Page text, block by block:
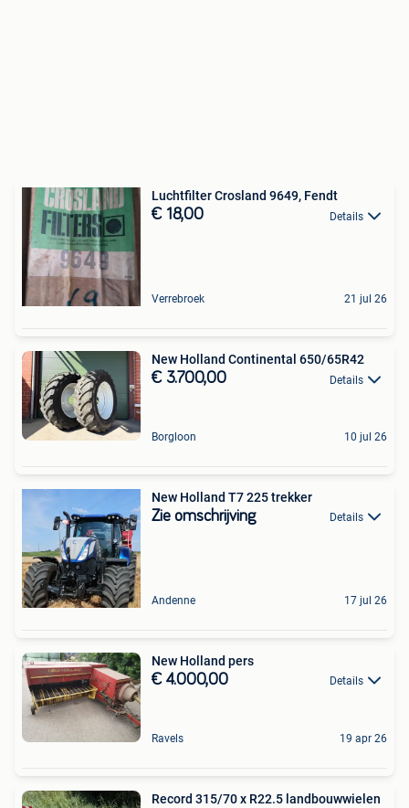
Luchtfilter Crosland 9649, Fendt
€ 18,00 Details
Verrebroek 21 jul 26
New Holland Continental 650/65R42
€ 3.700,00 Details
Borgloon 10 jul 26
New Holland T7 225 trekker
Zie omschrijving Details
Andenne 17 jul 26
New Holland pers
€ 4.000,00 Details
Ravels 19 apr 26
Record 315/70 x R22.5 landbouwwielen